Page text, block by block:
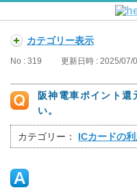
カテゴリー表示
No : 319 更新日時 : 2025/07/
阪神電車ポイント還
い。
カテゴリー： ICカードの